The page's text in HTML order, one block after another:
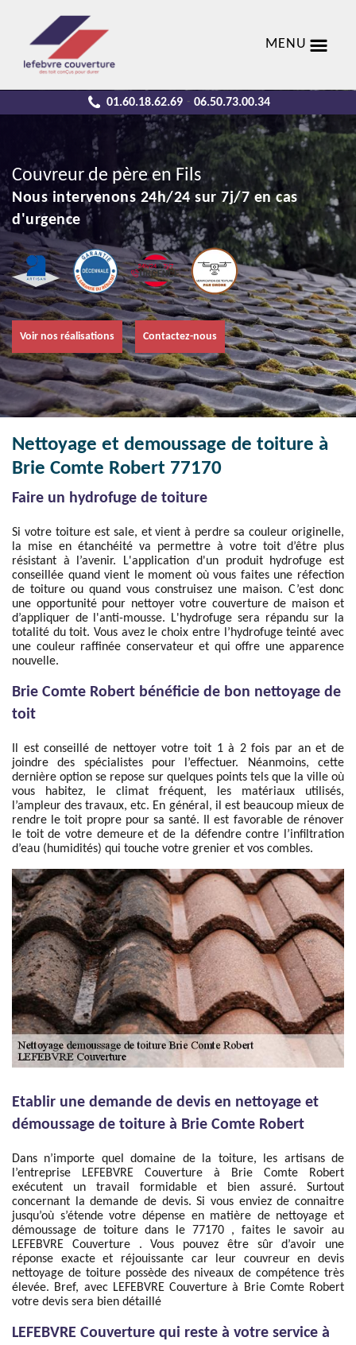
MENU
01.60.18.62.69 - 06.50.73.00.34
Couvreur de père en Fils
Nous intervenons 24h/24 sur 7j/7 en cas
d'urgence
Voir nos réalisations Contactez-nous
Nettoyage et demoussage de toiture à
Brie Comte Robert 77170
Faire un hydrofuge de toiture
Si votre toiture est sale, et vient à perdre sa couleur originelle,
la mise en étanchéité va permettre à votre toit d’être plus
résistant à l’avenir. L'application d'un produit hydrofuge est
conseillée quand vient le moment où vous faites une réfection
de toiture ou quand vous construisez une maison. C’est donc
une opportunité pour nettoyer votre couverture de maison et
d’appliquer de l'anti-mousse. L'hydrofuge sera répandu sur la
totalité du toit. Vous avez le choix entre l’hydrofuge teinté avec
une couleur raffinée conservateur et qui offre une apparence
nouvelle.
Brie Comte Robert bénéficie de bon nettoyage de
toit
Il est conseillé de nettoyer votre toit 1 à 2 fois par an et de
joindre des spécialistes pour l’effectuer. Néanmoins, cette
dernière option se repose sur quelques points tels que la ville où
vous habitez, le climat fréquent, les matériaux utilisés,
l’ampleur des travaux, etc. En général, il est beaucoup mieux de
rendre le toit propre pour sa santé. Il est favorable de rénover
le toit de votre demeure et de la défendre contre l’infiltration
d’eau (humidités) qui touche votre grenier et vos combles.
Etablir une demande de devis en nettoyage et
démoussage de toiture à Brie Comte Robert
Dans n’importe quel domaine de la toiture, les artisans de
l’entreprise LEFEBVRE Couverture à Brie Comte Robert
exécutent un travail formidable et bien assuré. Surtout
concernant la demande de devis. Si vous enviez de connaitre
jusqu’où s’étende votre dépense en matière de nettoyage et
démoussage de toiture dans le 77170 , faites le savoir au
LEFEBVRE Couverture . Vous pouvez être sûr d’avoir une
réponse exacte et réjouissante car leur couvreur en devis
nettoyage de toiture possède des niveaux de compétence très
élevée. Bref, avec LEFEBVRE Couverture à Brie Comte Robert
votre devis sera bien détaillé
LEFEBVRE Couverture qui reste à votre service à